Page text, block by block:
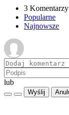
3 Komentarzy
Popularne
Najnowsze
lub